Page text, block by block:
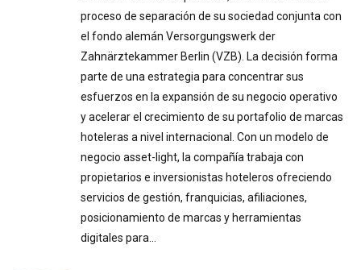
proceso de separación de su sociedad conjunta con
el fondo alemán Versorgungswerk der
Zahnärztekammer Berlin (VZB). La decisión forma
parte de una estrategia para concentrar sus
esfuerzos en la expansión de su negocio operativo
y acelerar el crecimiento de su portafolio de marcas
hoteleras a nivel internacional. Con un modelo de
negocio asset-light, la compañía trabaja con
propietarios e inversionistas hoteleros ofreciendo
servicios de gestión, franquicias, afiliaciones,
posicionamiento de marcas y herramientas
digitales para…